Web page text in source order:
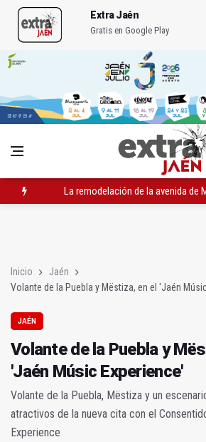
Extra Jaén
Gratis en Google Play
IU pide respuestas al Gobierno
Inicio
Jaén
Volante de la Puebla y Mëstiza, en el 'Jaén
JAÉN
Volante de la Puebla y
'Jaén Músic Experience'
Volante de la Puebla, Mëstiza y un
atractivos de la nueva cita con el
Experience